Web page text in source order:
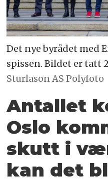
Det nye byrådet med
spissen. Bildet er tatt
Sturlason AS Polyfoto
Antallet
Oslo
skutt i
kan det